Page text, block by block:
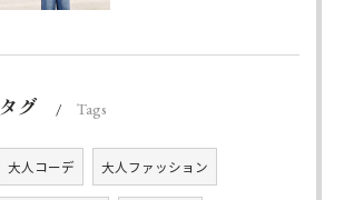
タグ Tags
大人コーデ 大人ファッション